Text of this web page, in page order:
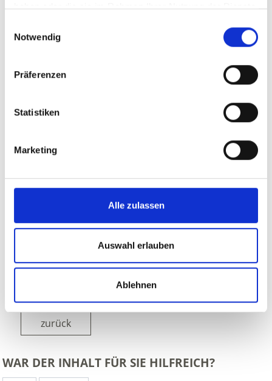
haben oder die sie im Rahmen Ihrer Nutzung der Dienste
Notwendig
Präferenzen
Statistiken
Marketing
Alle zulassen
Auswahl erlauben
Ablehnen
zurück
WAR DER INHALT FÜR SIE HILFREICH?